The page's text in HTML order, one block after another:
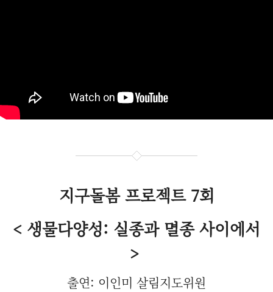
지구돌봄 프로젝트 7회
< 생물다양성: 실종과 멸종 사이에서
>
출연: 이인미 살림지도위원